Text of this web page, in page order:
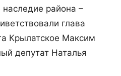
района –
глава
Крылатское Максим
депутат Наталья